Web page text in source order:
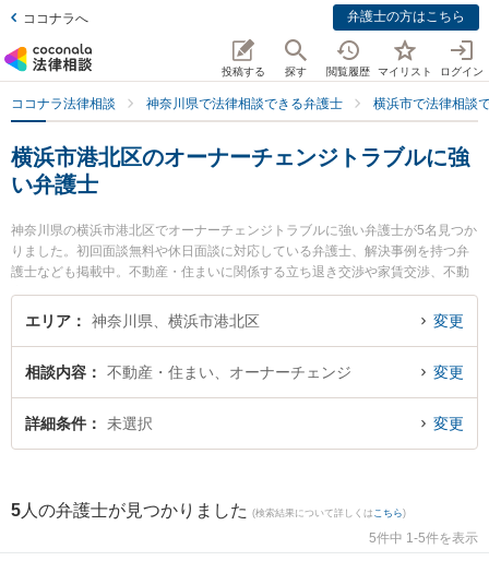
ココナラへ 弁護士の方はこちら
投稿する 探す 閲覧履歴 マイリスト ログイン
ココナラ法律相談 神奈川県で法律相談できる弁護士 横浜市で法律相談
横浜市港北区のオーナーチェンジトラブルに強
い弁護士
神奈川県の横浜市港北区でオーナーチェンジトラブルに強い弁護士が5名見つか
りました。初回面談無料や休日面談に対応している弁護士、解決事例を持つ弁
護士なども掲載中。不動産・住まいに関係する立ち退き交渉や家賃交渉、不動
産契約解除等の細かな分野での絞り込み検索もでき便利です。特にウイング横
浜北法律事務所の稲田 遼太弁護士や日吉法律事務所の齋藤 雄司弁護士、弁護士
ェンジトラブルのトラブルを今すぐに弁護士に相談したい』『オーナーチェン
ジトラブルのトラブル解決の実績豊富な近くの弁護士を検索したい』『初回相
談無料でオーナーチェンジトラブルを法律相談できる横浜市港北区内の弁護士
エリア 神奈川県、横浜市港北区 変更
相談内容 不動産・住まい、オーナーチェンジ 変更
詳細条件 未選択 変更
5 人の弁護士が見つかりました (検索結果について詳しくは こちら)
5件中 1-5件を表示